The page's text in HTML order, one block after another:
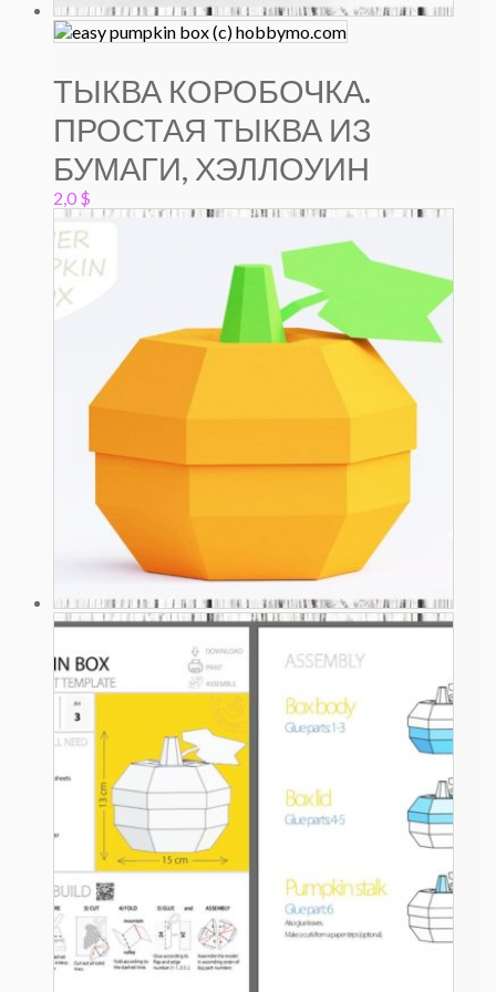
ТЫКВА КОРОБОЧКА.
ПРОСТАЯ ТЫКВА ИЗ
БУМАГИ, ХЭЛЛОУИН
2,0 $